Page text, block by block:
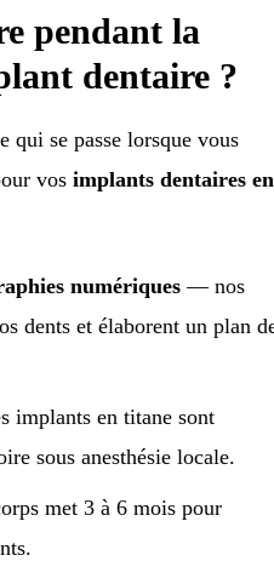
pendant la
dentaire ?
qui se passe lorsque vous
vos implants dentaires en
numériques— nos
dents et élaborent un plan
implants en titane sont
sous anesthésie locale.
met 3 à 6 mois pour